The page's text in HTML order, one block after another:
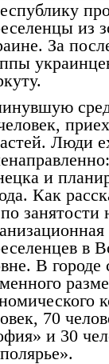
из
За
Люди
и
Как
занятости
в
В городе
70
и 30